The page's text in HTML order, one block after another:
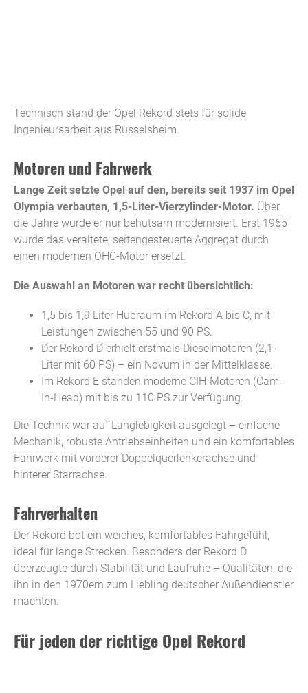
Technisch stand der Opel Rekord stets für solide
Ingenieursarbeit aus Rüsselsheim.
Motoren und Fahrwerk
Lange Zeit setzte Opel auf den, bereits seit 1937 im Opel
Olympia verbauten, 1,5-Liter-Vierzylinder-Motor. Über
die Jahre wurde er nur behutsam modernisiert. Erst 1965
wurde das veraltete, seitengesteuerte Aggregat durch
einen modernen OHC-Motor ersetzt.
Die Auswahl an Motoren war recht übersichtlich:
1,5 bis 1,9 Liter Hubraum im Rekord A bis C, mit
Leistungen zwischen 55 und 90 PS.
Der Rekord D erhielt erstmals Dieselmotoren (2,1-
Liter mit 60 PS) – ein Novum in der Mittelklasse.
Im Rekord E standen moderne CIH-Motoren (Cam-
In-Head) mit bis zu 110 PS zur Verfügung.
Die Technik war auf Langlebigkeit ausgelegt – einfache
Mechanik, robuste Antriebseinheiten und ein komfortables
Fahrwerk mit vorderer Doppelquerlenkerachse und
hinterer Starrachse.
Fahrverhalten
Der Rekord bot ein weiches, komfortables Fahrgefühl,
ideal für lange Strecken. Besonders der Rekord D
überzeugte durch Stabilität und Laufruhe – Qualitäten, die
ihn in den 1970ern zum Liebling deutscher Außendienstler
machten.
Für jeden der richtige Opel Rekord